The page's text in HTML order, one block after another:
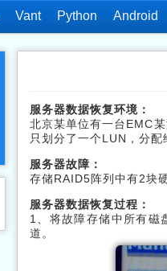
Vant Python Android
服务器数据恢复环境：
北京某单位有一台EMC
只划分了一个LUN，分配
服务器故障：
存储RAID5阵列中有2块
服务器数据恢复过程：
1、将故障存储中所有磁
道。